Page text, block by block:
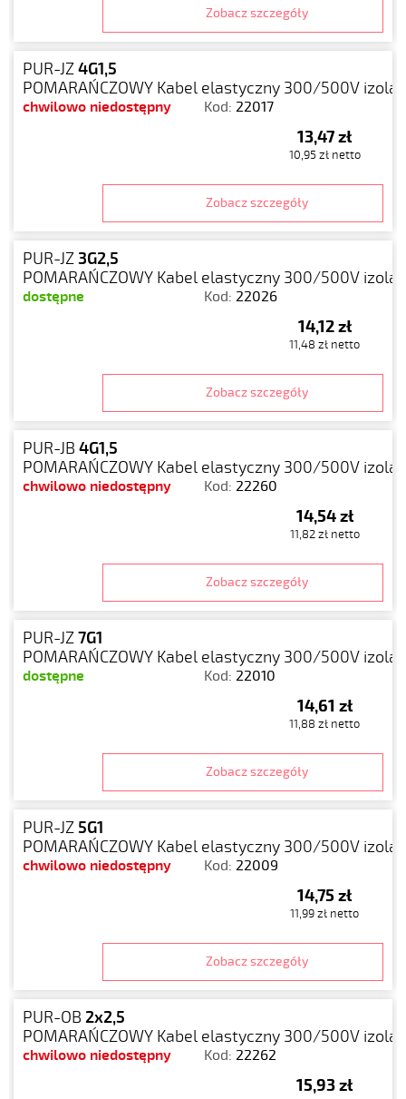
Zobacz szczegóły
PUR-JZ4G1,5
POMARAŃCZOWY Kabel elastyczny 300/500V
chwilowo niedostępny Kod: 22017
13,47 zł
10,95 zł netto
Zobacz szczegóły
PUR-JZ3G2,5
POMARAŃCZOWY Kabel elastyczny 300/500V
dostępne Kod: 22026
14,12 zł
11,48 zł netto
Zobacz szczegóły
PUR-JB 4G1,5
POMARAŃCZOWY Kabel elastyczny 300/500V
chwilowo niedostępny Kod: 22260
14,54 zł
11,82 zł netto
Zobacz szczegóły
PUR-JZ7G1
POMARAŃCZOWY Kabel elastyczny 300/500V
dostępne Kod: 22010
14,61 zł
11,88 zł netto
Zobacz szczegóły
PUR-JZ5G1
POMARAŃCZOWY Kabel elastyczny 300/500V
chwilowo niedostępny Kod: 22009
14,75 zł
11,99 zł netto
Zobacz szczegóły
PUR-OB 2x2,5
POMARAŃCZOWY Kabel elastyczny 300/500V
chwilowo niedostępny Kod: 22262
15,93 zł